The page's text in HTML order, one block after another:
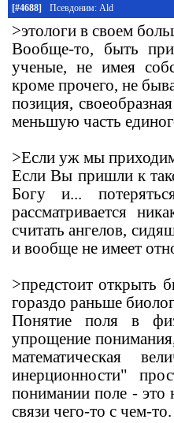
[#4688] Псевдоним: Ald
>этологи в своем
Вообще-то, быть
ученые, не имея
кроме прочего, не
позиция,
меньшую часть
>Если уж мы
Если Вы пришли к
Богу и...
рассматривается
считать ангелов,
и вообще не имеет
>предстоит открыть
гораздо раньше
Понятие поля в
упрощение
математическая
инерционности"
понимании поле - это
связи чего-то с чем-